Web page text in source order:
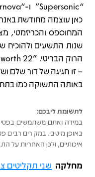
כאן עוצמה מחודשת
המחוספס והכריזמטי,
שנות התשעים ולהוכיח
– זו חגיגה של דור שלם
באותה התשוקה כמו
לתשומת ליבכם:
במידה ואתם משתמשים
באופן מיטבי. במקרים רבים
איכותיים, ולכן האחריות על
מחלקה שני תקליטים